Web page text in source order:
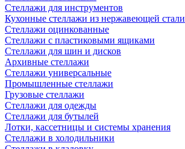
Стеллажи для инструментов
Кухонные стеллажи из нержавеющей стали
Стеллажи оцинкованные
Стеллажи с пластиковыми ящиками
Стеллажи для шин и дисков
Архивные стеллажи
Стеллажи универсальные
Промышленные стеллажи
Грузовые стеллажи
Стеллажи для одежды
Стеллажи для бутылей
Лотки, кассетницы и системы хранения
Стеллажи в холодильники